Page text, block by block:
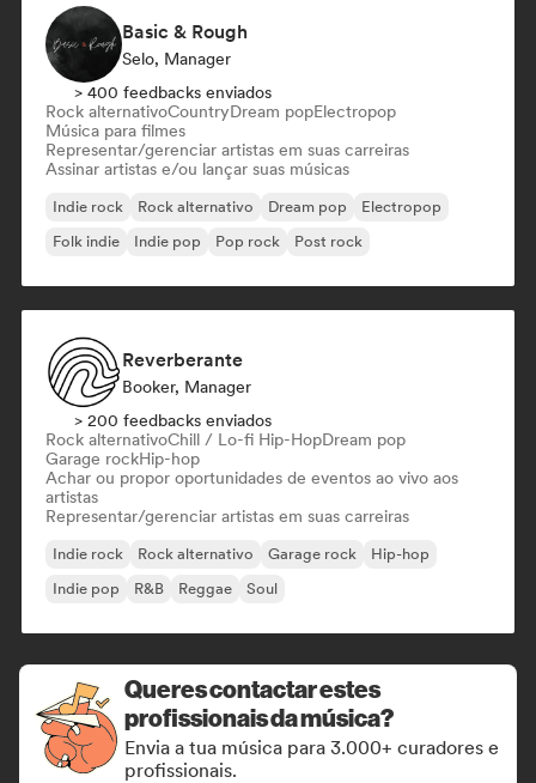
Basic & Rough
Selo, Manager
> 400 feedbacks enviados
Rock alternativoCountryDream popElectropop
Música para filmes
Representar/gerenciar artistas em suas carreiras
Assinar artistas e/ou lançar suas músicas
Indie rock Rock alternativo Dream pop
Electropop
Folk indie
Indie pop Pop rock Post rock
Reverberante
Booker, Manager
> 200 feedbacks enviados
Rock alternativoChill / Lo-fi Hip-HopDream pop
Garage rockHip-hop
Achar ou propor oportunidades de eventos ao vivo aos
artistas
Representar/gerenciar artistas em suas carreiras
Indie rock Rock alternativo Garage rock
Hip-hop
Indie pop
R&B Reggae Soul
Queres contactar estes
profissionais da música?
Envia a tua música para 3.000+ curadores e
profissionais.